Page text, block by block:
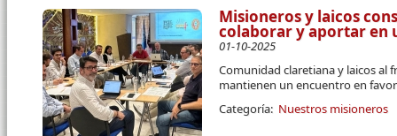
Misioneros y laicos
colaborar y aportar en
01-10-2025
Comunidad claretiana y laicos al
mantienen un encuentro en
Categoría: Nuestros misioneros